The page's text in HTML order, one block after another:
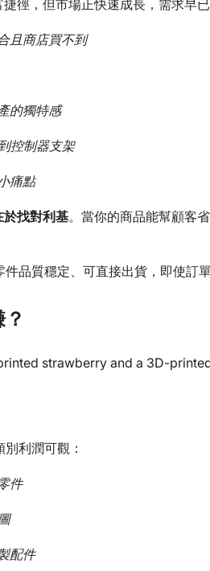
徑，但市場正快速成長，需求早
且商店買不到
的獨特感
控制器支架
痛點
找對利基。當你的商品能幫顧客
品質穩定、可直接出貨，即使訂
利潤可觀：
件
配件